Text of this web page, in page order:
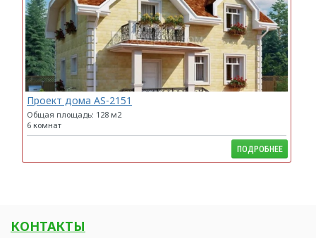
Проект дома AS-2151
Общая площадь: 128 м2
6 комнат
ПОДРОБНЕЕ
КОНТАКТЫ